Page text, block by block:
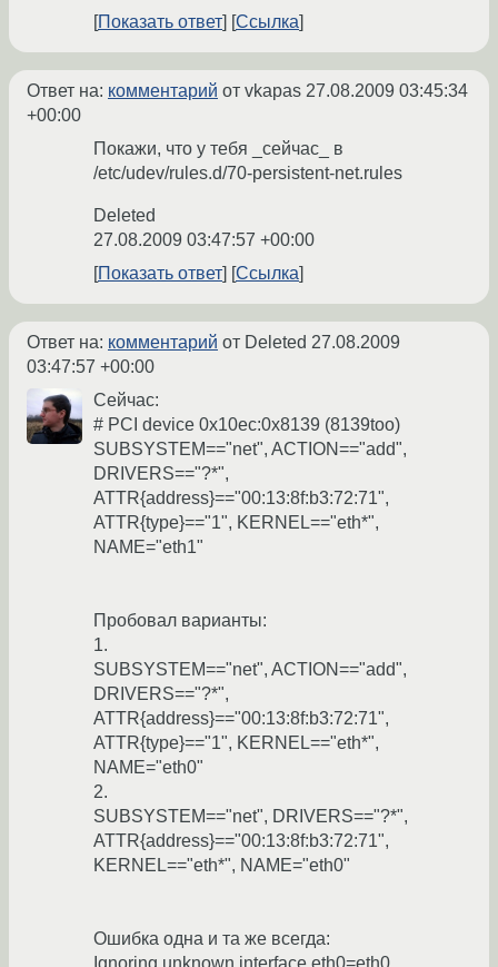
Показать ответ Ссылка
Ответ на: комментарий от vkapas 27.08.2009 03:45:34
+00:00
Покажи, что у тебя _сейчас_ в
/etc/udev/rules.d/70-persistent-net.rules
Deleted
27.08.2009 03:47:57 +00:00
Показать ответ
Ссылка
Ответ на: комментарий от Deleted 27.08.2009
03:47:57 +00:00
Сейчас:
# PCI device 0x10ec:0x8139 (8139too)
SUBSYSTEM=="net", ACTION=="add",
DRIVERS=="?*",
ATTR{address}=="00:13:8f:b3:72:71",
ATTR{type}=="1", KERNEL=="eth*",
NAME="eth1"
Пробовал варианты:
1.
SUBSYSTEM=="net", ACTION=="add",
DRIVERS=="?*",
ATTR{address}=="00:13:8f:b3:72:71",
ATTR{type}=="1", KERNEL=="eth*",
NAME="eth0"
2.
SUBSYSTEM=="net", DRIVERS=="?*",
ATTR{address}=="00:13:8f:b3:72:71",
KERNEL=="eth*", NAME="eth0"
Ошибка одна и та же всегда: